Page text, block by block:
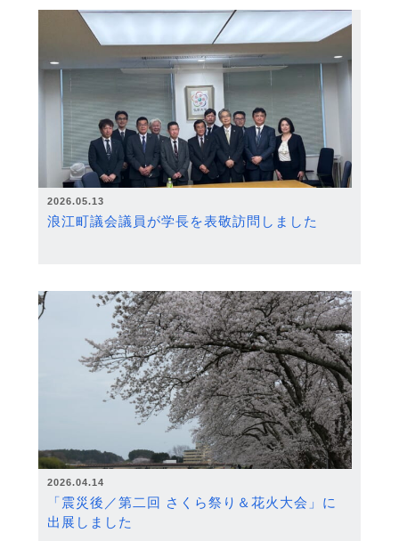
2026.05.13
浪江町議会議員が学長を表敬訪問しました
2026.04.14
「震災後／第二回 さくら祭り＆花火大会」に
出展しました